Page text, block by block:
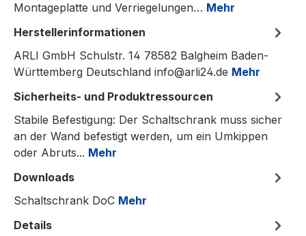
Montageplatte und Verriegelungen… Mehr
Herstellerinformationen
ARLI GmbH Schulstr. 14 78582 Balgheim Baden-
Württemberg Deutschland info@arli24.de Mehr
Sicherheits- und Produktressourcen
Stabile Befestigung: Der Schaltschrank muss sicher
an der Wand befestigt werden, um ein Umkippen
oder Abruts... Mehr
Downloads
Schaltschrank DoC Mehr
Details